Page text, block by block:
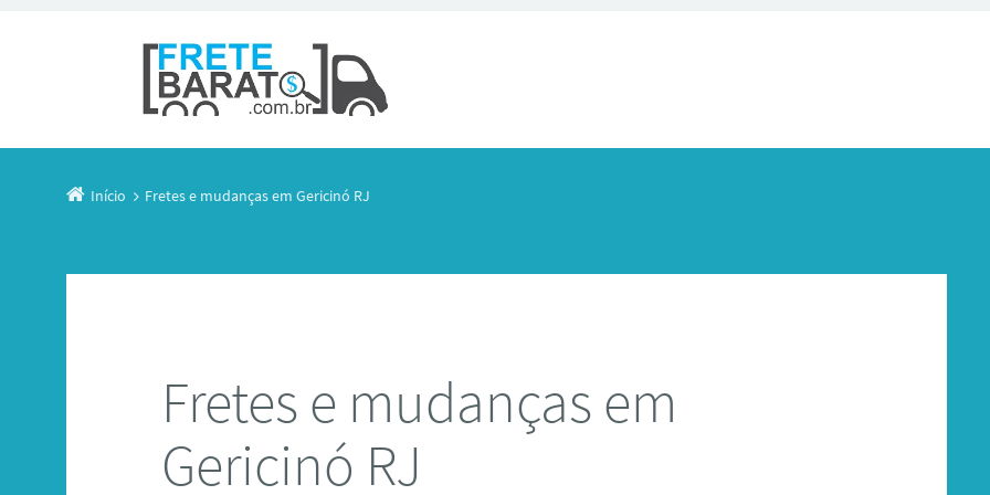
Início Fretes e mudanças em Gericinó RJ
Fretes e mudanças em
Gericinó RJ